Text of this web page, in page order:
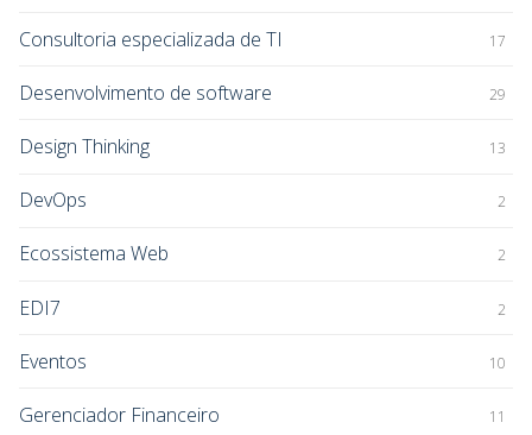
Consultoria especializada de TI 17
Desenvolvimento de software 29
Design Thinking 13
DevOps 2
Ecossistema Web 2
EDI7 2
Eventos 10
Gerenciador Financeiro 11